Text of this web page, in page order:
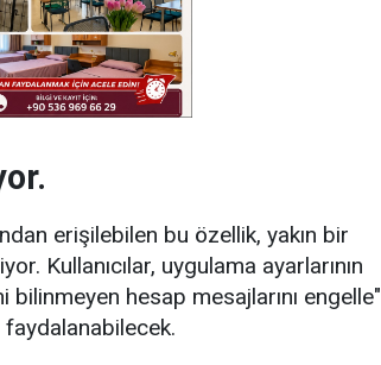
erişilebilen bu özellik, yakın bir
Kullanıcılar, uygulama ayarlarının
hesap mesajlarını engelle"